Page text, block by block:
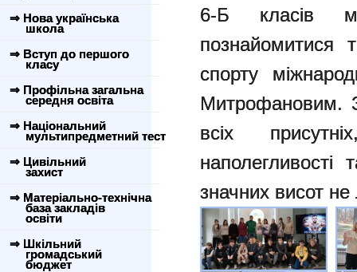
⇒ Нова українська
школа
⇒ Вступ до першого
класу
⇒ Профільна загальна
середня освіта
⇒ Національний
мультипредметний тест
⇒ Цивільний
захист
⇒ Матеріально-технічна
база закладів
освіти
⇒ Шкільний
громадський
бюджет
6-Б класів
познайомитися
спорту
Митрофановим.
всіх
значних висот не